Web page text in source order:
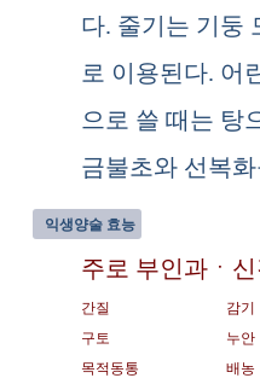
다. 줄기는 기둥
로 이용된다. 어
으로 쓸 때는 탕
금불초와 선복
익생양술 효능
주로 부인과ㆍ
간질
감기
구토
누안
목적동통
배농